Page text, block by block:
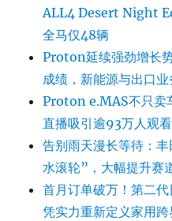
ALL4 Desert Night
全马仅48辆
Proton延续强劲增长
成绩，新能源与出口
Proton e.MAS不只卖
直播吸引逾93万人观
告别雨天漫长等待：
水滚轮”，大幅提升赛
首月订单破万！第二
凭实力重新定义家用